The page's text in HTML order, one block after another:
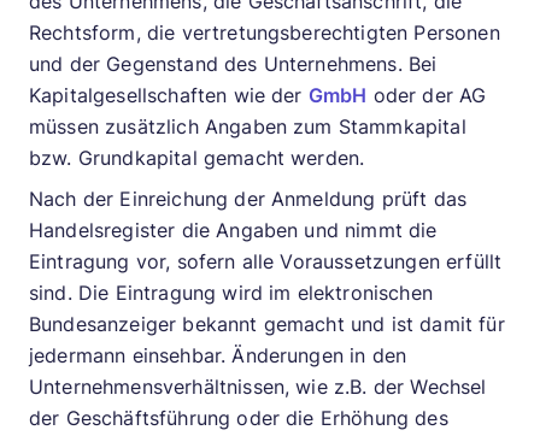
Rechtsform, die vertretungsberechtigten Personen
und der Gegenstand des Unternehmens. Bei
Kapitalgesellschaften wie der GmbH oder der AG
müssen zusätzlich Angaben zum Stammkapital
bzw. Grundkapital gemacht werden.
Nach der Einreichung der Anmeldung prüft das
Handelsregister die Angaben und nimmt die
Eintragung vor, sofern alle Voraussetzungen erfüllt
sind. Die Eintragung wird im elektronischen
Bundesanzeiger bekannt gemacht und ist damit für
jedermann einsehbar. Änderungen in den
Unternehmensverhältnissen, wie z.B. der Wechsel
der Geschäftsführung oder die Erhöhung des